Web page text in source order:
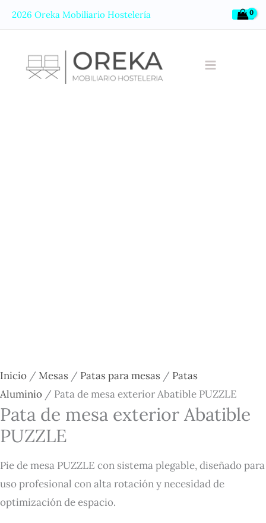
2026 Oreka Mobiliario Hostelería
Inicio / Mesas / Patas para mesas / Patas
Aluminio / Pata de mesa exterior Abatible PUZZLE
Pata de mesa exterior Abatible
PUZZLE
Pie de mesa PUZZLE con sistema plegable, diseñado para
uso profesional con alta rotación y necesidad de
optimización de espacio.